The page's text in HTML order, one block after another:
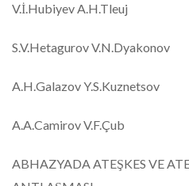
V.İ.Hubiyev A.H.Tleuj
S.V.Hetagurov V.N.Dyakonov
A.H.Galazov Y.S.Kuznetsov
A.A.Camirov V.F.Çub
ABHAZYADA ATEŞKES VE